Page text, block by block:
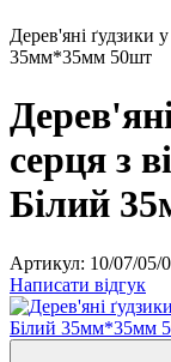
Дерев'яні ґудзики
35мм*35мм 50шт
серця з
Білий
Артикул: 10/07/05/
Написати відгук